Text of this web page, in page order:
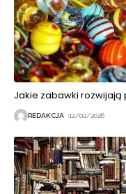
Jakie zabawki rozwijają
REDAKCJA 12/02/2026